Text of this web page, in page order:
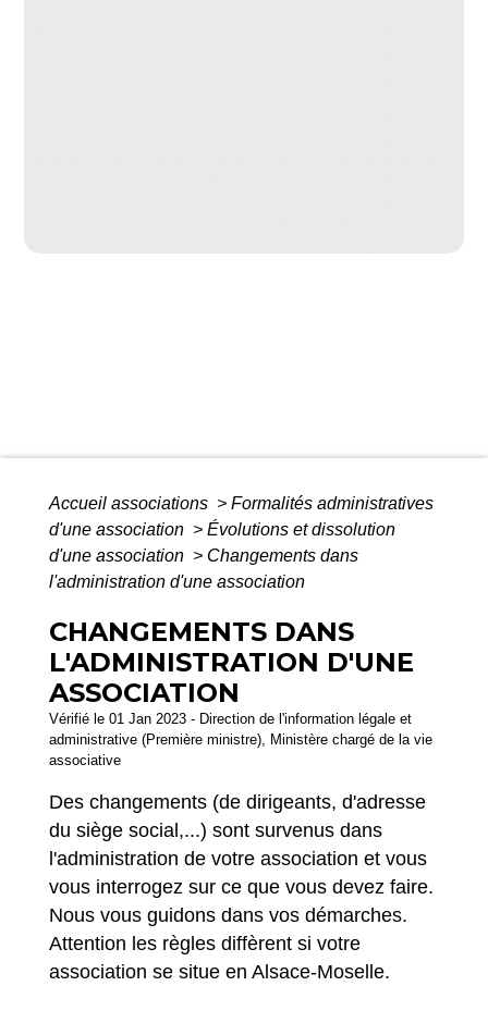
Accueil associations > Formalités administratives
d'une association > Évolutions et dissolution
d'une association > Changements dans
l'administration d'une association
CHANGEMENTS DANS
L'ADMINISTRATION D'UNE
ASSOCIATION
Vérifié le 01 Jan 2023 - Direction de l'information légale et
administrative (Première ministre), Ministère chargé de la vie
associative
Des changements (de dirigeants, d'adresse
du siège social,...) sont survenus dans
l'administration de votre association et vous
vous interrogez sur ce que vous devez faire.
Nous vous guidons dans vos démarches.
Attention les règles diffèrent si votre
association se situe en Alsace-Moselle.